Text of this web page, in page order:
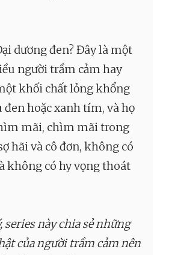
dương đen? Đây là một
người trầm cảm hay
khối chất lỏng khổng
đen hoặc xanh tím, và họ
mãi, chìm mãi trong
hãi và cô đơn, không có
không có hy vọng thoát
series này chia sẻ những
của người trầm cảm nên